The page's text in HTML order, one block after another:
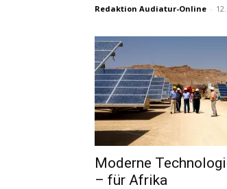
Redaktion Audiatur-Online -
Moderne
– für Afrika